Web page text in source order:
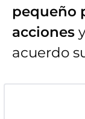
pequeño
acciones
acuerdo